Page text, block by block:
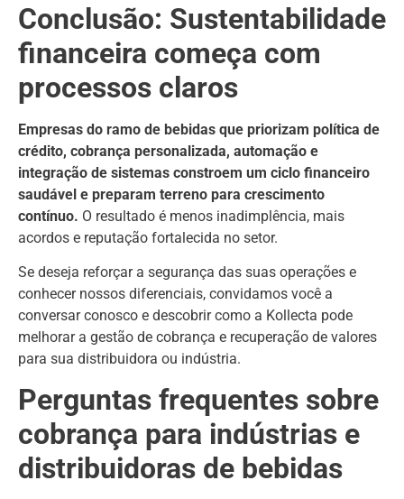
Conclusão: Sustentabilidade
financeira começa com
processos claros
Empresas do ramo de bebidas que priorizam política de
crédito, cobrança personalizada, automação e
integração de sistemas constroem um ciclo financeiro
saudável e preparam terreno para crescimento
contínuo. O resultado é menos inadimplência, mais
acordos e reputação fortalecida no setor.
Se deseja reforçar a segurança das suas operações e
conhecer nossos diferenciais, convidamos você a
conversar conosco e descobrir como a Kollecta pode
melhorar a gestão de cobrança e recuperação de valores
para sua distribuidora ou indústria.
Perguntas frequentes sobre
cobrança para indústrias e
distribuidoras de bebidas